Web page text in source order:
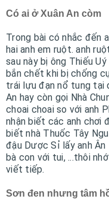
Có ai ở Xuân An còm
Trong bài có nhắc đến
hai anh em ruột. anh
sau này bị ông Thiếu
bắn chết khi bị chống
trái lựu đạn nổ tung tại
An hay còn gọi Nhà
choai choai so với anh
nhận biết các anh chơi
biết nhà Thuốc Tây
đậu Dược Sỉ lấy anh Ân
bà con với tui, ...thôi
viết tiếp.
Sơn đen nhưng tâm